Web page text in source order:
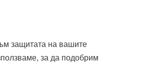
защитата на вашите
за да подобрим